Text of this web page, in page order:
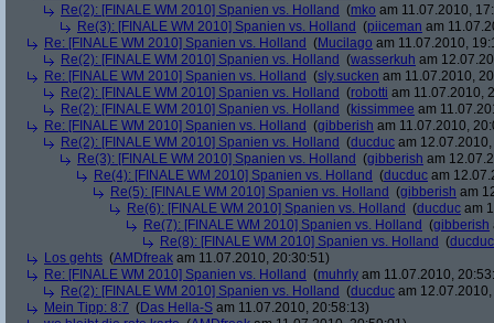
Re(2): [FINALE WM 2010] Spanien vs. Holland (mko am 11.07.2010,
Re(3): [FINALE WM 2010] Spanien vs. Holland (piiceman am
Re: [FINALE WM 2010] Spanien vs. Holland (Mucilago am 11.07.2010,
Re(2): [FINALE WM 2010] Spanien vs. Holland (wasserkuh am
Re: [FINALE WM 2010] Spanien vs. Holland (sly.sucken am 11.07.2010,
Re(2): [FINALE WM 2010] Spanien vs. Holland (robotti am 11.07.2010,
Re(2): [FINALE WM 2010] Spanien vs. Holland (kissimmee am
Re: [FINALE WM 2010] Spanien vs. Holland (gibberish am 11.07.2010,
Re(2): [FINALE WM 2010] Spanien vs. Holland (ducduc am
Re(3): [FINALE WM 2010] Spanien vs. Holland (gibberish am
Re(4): [FINALE WM 2010] Spanien vs. Holland (ducduc am
Re(5): [FINALE WM 2010] Spanien vs. Holland (gibberish am
Re(6): [FINALE WM 2010] Spanien vs. Holland (ducduc am
Re(7): [FINALE WM 2010] Spanien vs. Holland (gibberish
Re(8): [FINALE WM 2010] Spanien vs. Holland (ducduc
Los gehts (AMDfreak am 11.07.2010, 20:30:51)
Re: [FINALE WM 2010] Spanien vs. Holland (muhrly am 11.07.2010,
Re(2): [FINALE WM 2010] Spanien vs. Holland (ducduc am
Mein Tipp: 8:7 (Das Hella-S am 11.07.2010, 20:58:13)